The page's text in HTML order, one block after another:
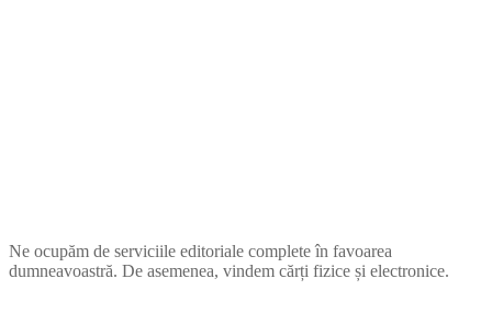
Ne ocupăm de serviciile editoriale complete în favoarea
dumneavoastră. De asemenea, vindem cărți fizice și electronice.